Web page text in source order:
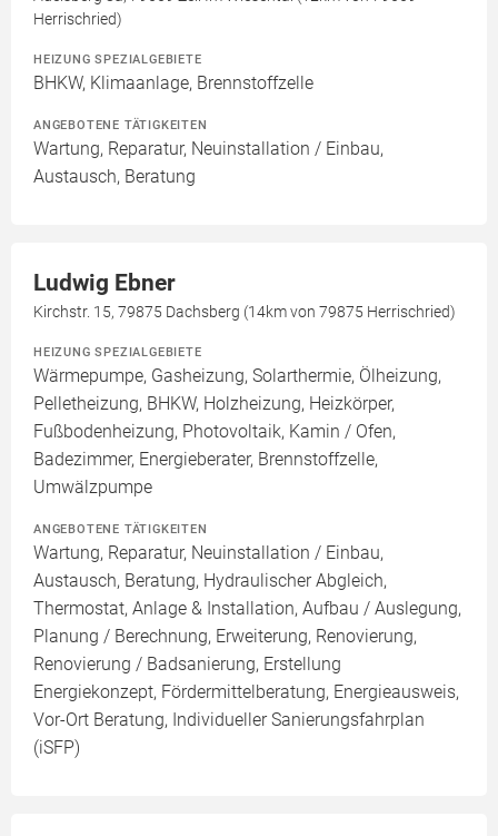
Herrischried)
HEIZUNG SPEZIALGEBIETE
BHKW, Klimaanlage, Brennstoffzelle
ANGEBOTENE TÄTIGKEITEN
Wartung, Reparatur, Neuinstallation / Einbau,
Austausch, Beratung
Ludwig Ebner
Kirchstr. 15, 79875 Dachsberg (14km von 79875 Herrischried)
HEIZUNG SPEZIALGEBIETE
Wärmepumpe, Gasheizung, Solarthermie, Ölheizung,
Pelletheizung, BHKW, Holzheizung, Heizkörper,
Fußbodenheizung, Photovoltaik, Kamin / Ofen,
Badezimmer, Energieberater, Brennstoffzelle,
Umwälzpumpe
ANGEBOTENE TÄTIGKEITEN
Wartung, Reparatur, Neuinstallation / Einbau,
Austausch, Beratung, Hydraulischer Abgleich,
Thermostat, Anlage & Installation, Aufbau / Auslegung,
Planung / Berechnung, Erweiterung, Renovierung,
Renovierung / Badsanierung, Erstellung
Energiekonzept, Fördermittelberatung, Energieausweis,
Vor-Ort Beratung, Individueller Sanierungsfahrplan
(iSFP)